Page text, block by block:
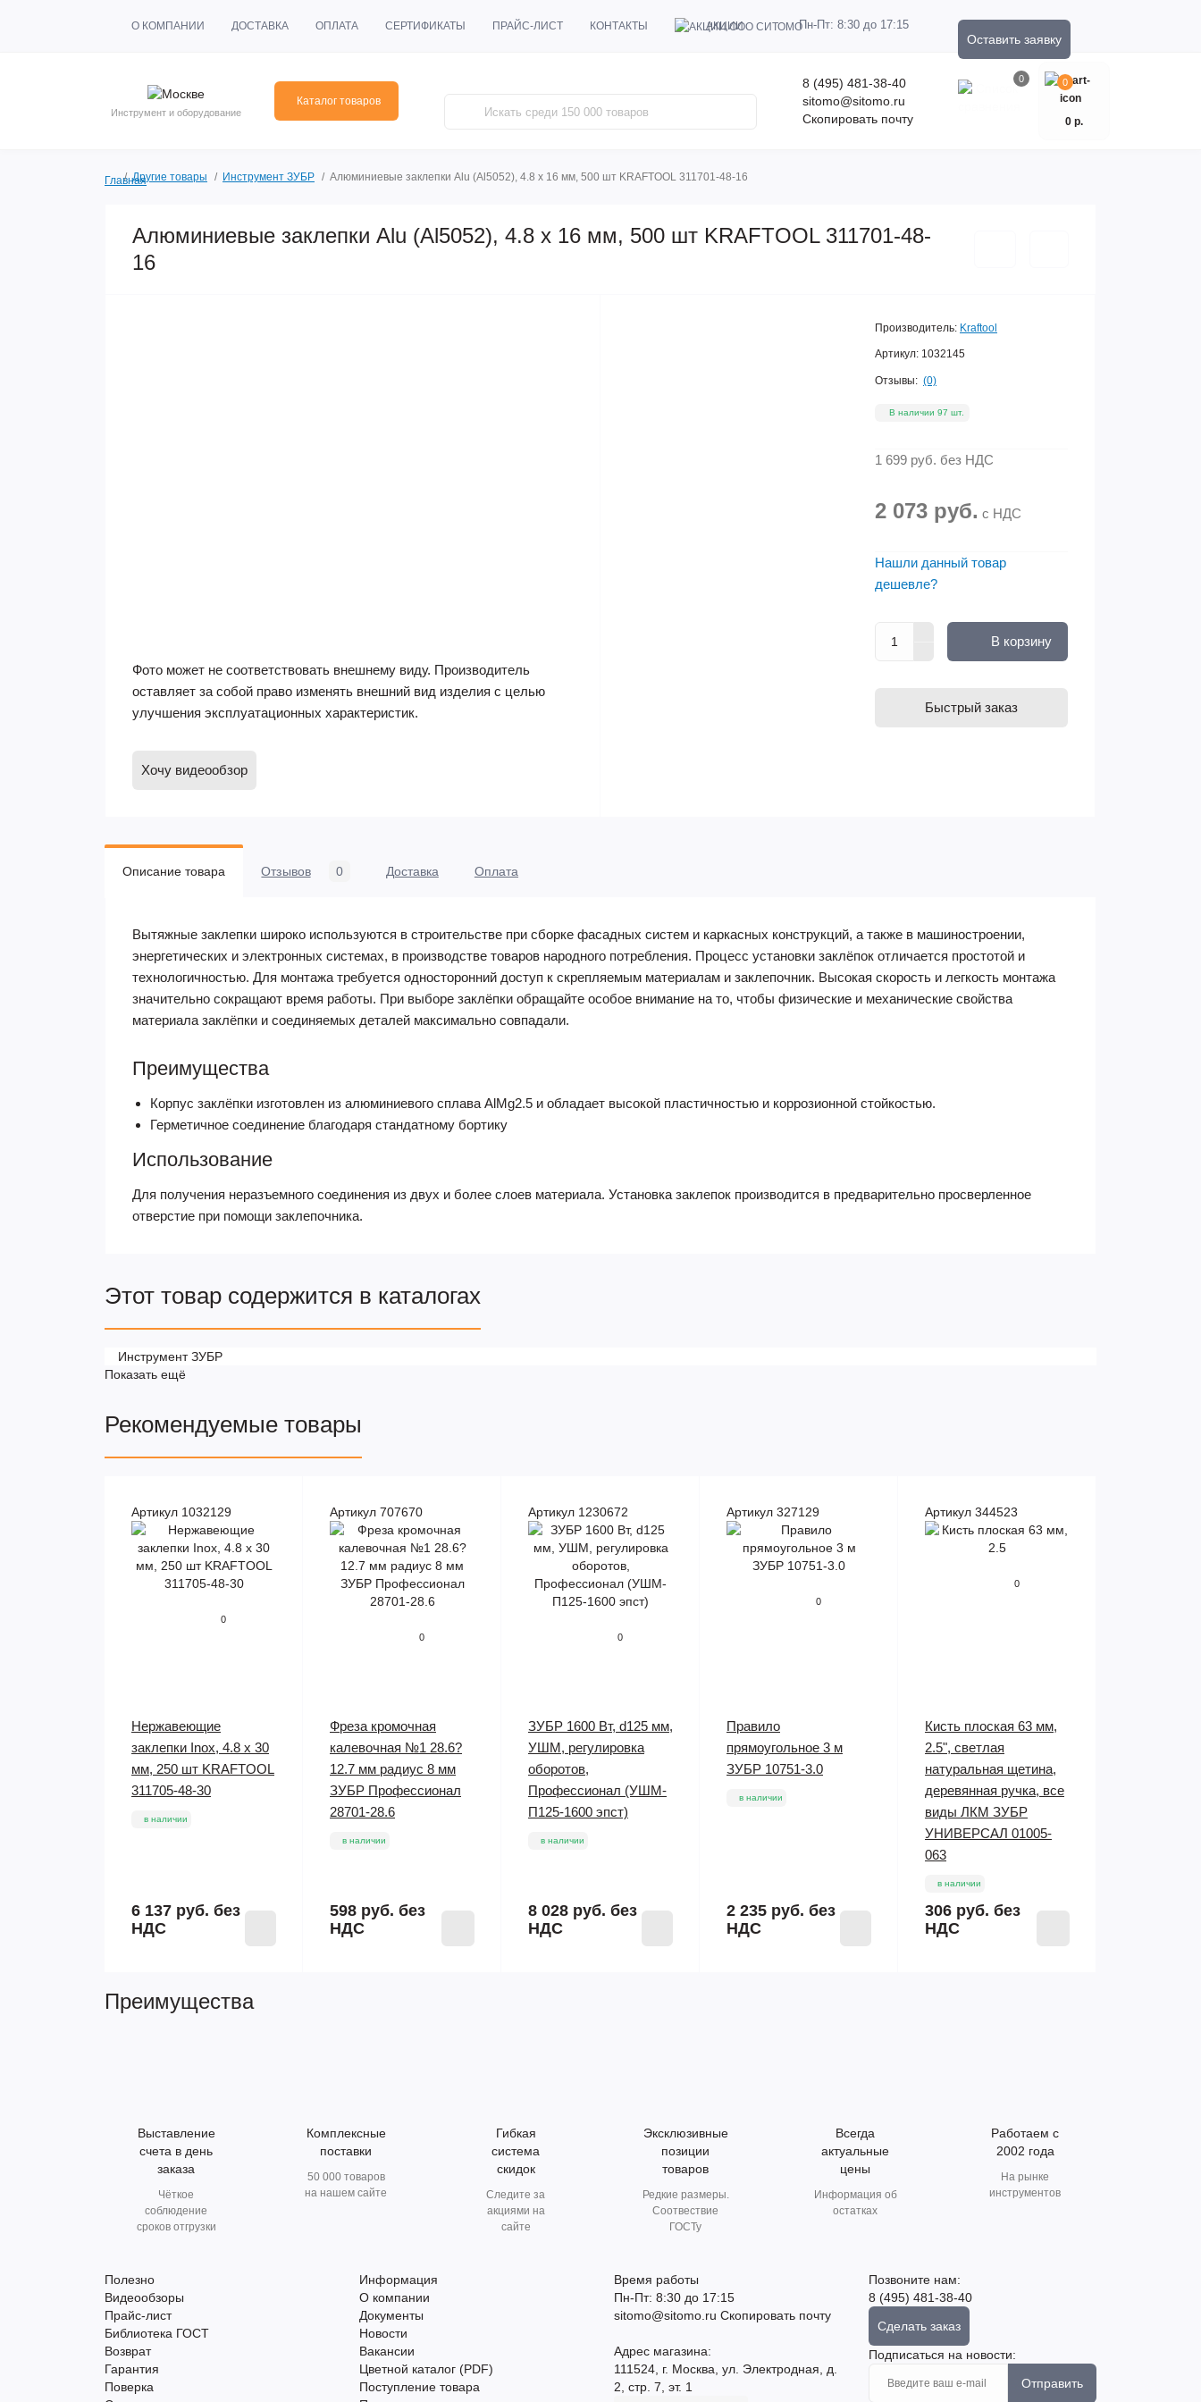
О КОМПАНИИ ДОСТАВКА ОПЛАТА СЕРТИФИКАТЫ ПРАЙС-ЛИСТ КОНТАКТЫ АКЦИИ Пн-Пт: 8:30 до 17:15
Оставить заявку
Инструмент и оборудование
Каталог товаров
8 (495) 481-38-40
sitomo@sitomo.ru
Скопировать почту
0 0
0 р.
ГлавнаяДругие товары Инструмент ЗУБР Алюминиевые заклепки Alu (Al5052), 4.8 x 16 мм, 500 шт KRAFTOOL 311701-48-16
Алюминиевые заклепки Alu (Al5052), 4.8 x 16 мм, 500 шт KRAFTOOL 311701-48-
16
Фото может не соответствовать внешнему виду. Производитель
оставляет за собой право изменять внешний вид изделия с целью
улучшения эксплуатационных характеристик.
Хочу видеообзор
Производитель: Kraftool
Артикул: 1032145
Отзывы: (0)
В наличии 97 шт.
1 699 руб. без НДС
2 073 руб. с НДС
Нашли данный товар
дешевле?
В корзину
Быстрый заказ
Описание товара Отзывов 0 Доставка Оплата
Вытяжные заклепки широко используются в строительстве при сборке фасадных систем и каркасных конструкций, а также в машиностроении,
энергетических и электронных системах, в производстве товаров народного потребления. Процесс установки заклёпок отличается простотой и
технологичностью. Для монтажа требуется односторонний доступ к скрепляемым материалам и заклепочник. Высокая скорость и легкость монтажа
значительно сокращают время работы. При выборе заклёпки обращайте особое внимание на то, чтобы физические и механические свойства
материала заклёпки и соединяемых деталей максимально совпадали.
Преимущества
Корпус заклёпки изготовлен из алюминиевого сплава AlMg2.5 и обладает высокой пластичностью и коррозионной стойкостью.
Герметичное соединение благодаря стандатному бортику
Использование
Для получения неразъемного соединения из двух и более слоев материала. Установка заклепок производится в предварительно просверленное
отверстие при помощи заклепочника.
Этот товар содержится в каталогах
Инструмент ЗУБР
Показать ещё
Рекомендуемые товары
Артикул 1032129
0
Нержавеющие
заклепки Inox, 4.8 x 30
мм, 250 шт KRAFTOOL
311705-48-30
в наличии
6 137 руб. без
НДС
Артикул 707670
0
Фреза кромочная
калевочная №1 28.6?
12.7 мм радиус 8 мм
ЗУБР Профессионал
28701-28.6
в наличии
598 руб. без
НДС
Артикул 1230672
0
ЗУБР 1600 Вт, d125 мм,
УШМ, регулировка
оборотов,
Профессионал (УШМ-
П125-1600 эпст)
в наличии
8 028 руб. без
НДС
Артикул 327129
0
Правило
прямоугольное 3 м
ЗУБР 10751-3.0
в наличии
2 235 руб. без
НДС
Артикул 344523
0
Кисть плоская 63 мм,
2.5", светлая
натуральная щетина,
деревянная ручка, все
виды ЛКМ ЗУБР
УНИВЕРСАЛ 01005-
063
в наличии
306 руб. без
НДС
Преимущества
Выставление
счета в день
заказа
Чёткое
соблюдение
сроков отгрузки
Комплексные
поставки
50 000 товаров
на нашем сайте
Гибкая
система
скидок
Следите за
акциями на
сайте
Эксклюзивные
позиции
товаров
Редкие размеры.
Соотвествие
ГОСТу
Всегда
актуальные
цены
Информация об
остатках
Работаем с
2002 года
На рынке
инструментов
Полезно
Видеообзоры
Прайс-лист
Библиотека ГОСТ
Возврат
Гарантия
Поверка
Информация
О компании
Документы
Новости
Вакансии
Цветной каталог (PDF)
Поступление товара
Время работы
Пн-Пт: 8:30 до 17:15
sitomo@sitomo.ru Скопировать почту
Адрес магазина:
111524, г. Москва, ул. Электродная, д.
2, стр. 7, эт. 1
Позвоните нам:
8 (495) 481-38-40
Сделать заказ
Подписаться на новости:
Отправить